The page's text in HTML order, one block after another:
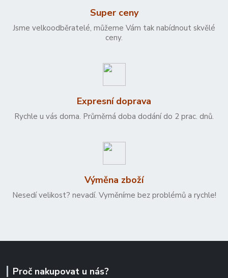
Super ceny
Jsme velkoodběratelé, můžeme Vám tak nabídnout skvělé
ceny.
Expresní doprava
Rychle u vás doma. Průměrná doba dodání do 2 prac. dnů.
Výměna zboží
Nesedí velikost? nevadí. Vyměníme bez problémů a rychle!
Proč nakupovat u nás?